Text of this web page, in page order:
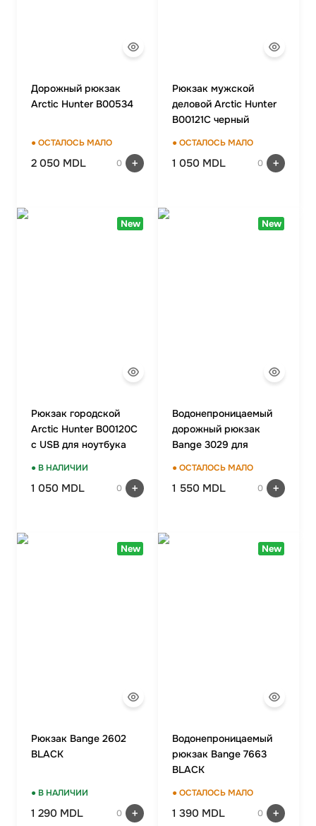
Дорожный рюкзак
Arctic Hunter B00534
● ОСТАЛОСЬ МАЛО
2 050 MDL 0
Рюкзак мужской
деловой Arctic Hunter
B00121C черный
● ОСТАЛОСЬ МАЛО
1 050 MDL 0
New
Рюкзак городской
Arctic Hunter B00120C
с USB для ноутбука
● В НАЛИЧИИ
1 050 MDL 0
New
Водонепроницаемый
дорожный рюкзак
Bange 3029 для
● ОСТАЛОСЬ МАЛО
1 550 MDL 0
New
Рюкзак Bange 2602
BLACK
● В НАЛИЧИИ
1 290 MDL 0
New
Водонепроницаемый
рюкзак Bange 7663
BLACK
● ОСТАЛОСЬ МАЛО
1 390 MDL 0